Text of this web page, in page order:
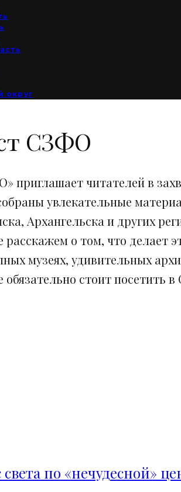
округ
СЗФО
приглашает читателей в
увлекательные
Архангельска и других
расскажем о том, что делает
музеях, удивительных
обязательно стоит посетить
по «нечудесной»